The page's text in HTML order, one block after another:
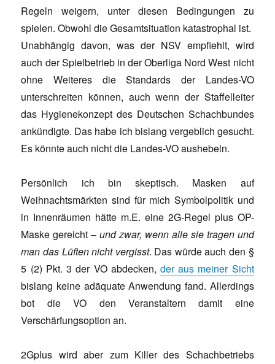
Regeln weigern, unter diesen Bedingungen zu
spielen. Obwohl die Gesamtsituation katastrophal ist.
Unabhängig davon, was der NSV empfiehlt, wird
auch der Spielbetrieb in der Oberliga Nord West nicht
ohne Weiteres die Standards der Landes-VO
unterschreiten können, auch wenn der Staffelleiter
das Hygienekonzept des Deutschen Schachbundes
ankündigte. Das habe ich bislang vergeblich gesucht.
Es könnte auch nicht die Landes-VO aushebeln.
Persönlich ich bin skeptisch. Masken auf
Weihnachtsmärkten sind für mich Symbolpolitik und
in Innenräumen hätte m.E. eine 2G-Regel plus OP-
Maske gereicht –und zwar, wenn alle sie tragen und
man das Lüften nicht vergisst. Das würde auch den §
5 (2) Pkt. 3 der VO abdecken, der aus meiner Sicht
bislang keine adäquate Anwendung fand. Allerdings
bot die VO den Veranstaltern damit eine
Verschärfungsoption an.
2Gplus wird aber zum Killer des Schachbetriebs